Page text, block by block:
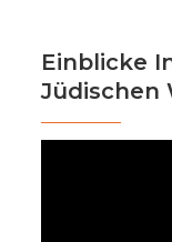
Einblicke
Jüdischen